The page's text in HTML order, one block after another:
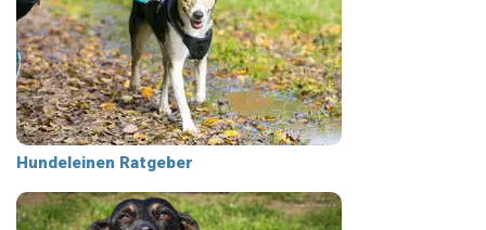
Hundeleinen Ratgeber